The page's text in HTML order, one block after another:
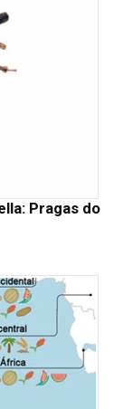
Pragas do